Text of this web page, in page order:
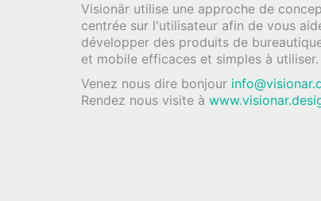
Visionär utilise une approche de
centrée sur l'utilisateur afin de vous
développer des produits de
et mobile efficaces et simples à utiliser.
Venez nous dire bonjour
Rendez nous visite à